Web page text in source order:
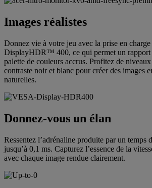
Images réalistes
Donnez vie à votre jeu avec la prise en
DisplayHDR™ 400, ce qui permet un rapport
palette de couleurs accrus. Profitez de
contraste noir et blanc pour créer des images
naturelles.
Donnez-vous un élan
Ressentez l’adrénaline produite par un temps
jusqu’à 0,1 ms. Capturez l’essence de la
avec chaque image rendue clairement.